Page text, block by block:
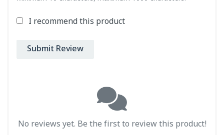
I recommend this product
Submit Review
No reviews yet. Be the first to review this product!